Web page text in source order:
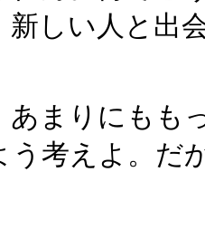
新しい人と出
あまりにもも
う考えよ。だ